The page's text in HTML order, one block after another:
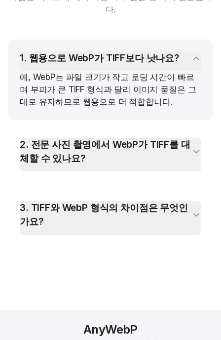
다.
1. 웹용으로 WebP가 TIFF보다 낫나요?
예, WebP는 파일 크기가 작고 로딩 시간이 빠르
며 부피가 큰 TIFF 형식과 달리 이미지 품질은 그
대로 유지하므로 웹용으로 더 적합합니다.
2. 전문 사진 촬영에서 WebP가 TIFF를 대
체할 수 있나요?
3. TIFF와 WebP 형식의 차이점은 무엇인
가요?
AnyWebP